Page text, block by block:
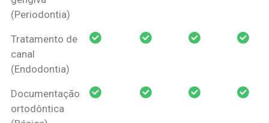
(Periodontia)
Tratamento de
canal
(Endodontia)
Documentação
ortodôntica